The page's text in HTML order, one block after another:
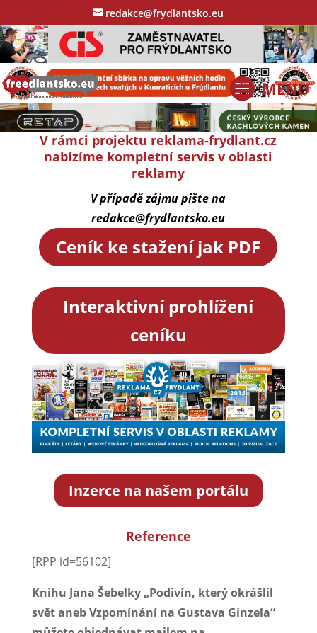
redakce@frydlantsko.eu
V rámci projektu reklama-frydlant.cz
nabízíme kompletní servis v oblasti
reklamy
V případě zájmu pište na
redakce@frydlantsko.eu
Ceník ke stažení jak PDF
Interaktivní prohlížení
ceníku
Inzerce na našem portálu
Reference
[RPP id=56102]
Knihu Jana Šebelky „Podivín, který okrášlil
svět aneb Vzpomínání na Gustava Ginzela“